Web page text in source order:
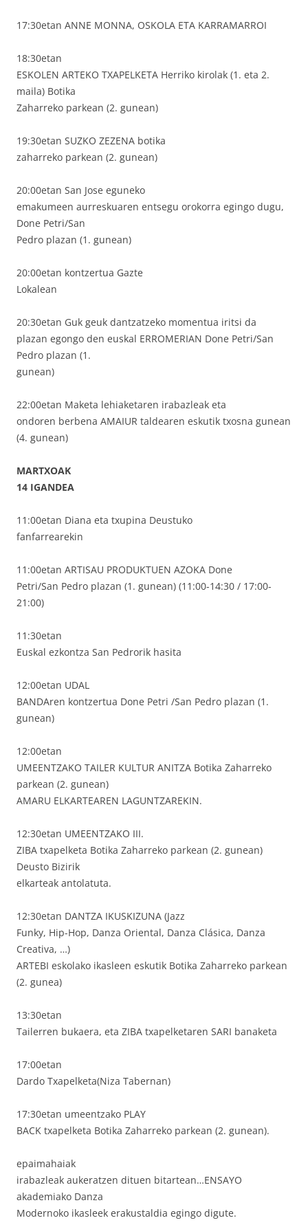
17:30etan ANNE MONNA, OSKOLA ETA KARRAMARROI
18:30etan
ESKOLEN ARTEKO TXAPELKETA Herriko kirolak (1. eta 2.
maila) Botika
Zaharreko parkean (2. gunean)
19:30etan SUZKO ZEZENA botika
zaharreko parkean (2. gunean)
20:00etan San Jose eguneko
emakumeen aurreskuaren entsegu orokorra egingo dugu,
Done Petri/San
Pedro plazan (1. gunean)
20:00etan kontzertua Gazte
Lokalean
20:30etan Guk geuk dantzatzeko momentua iritsi da
plazan egongo den euskal ERROMERIAN Done Petri/San
Pedro plazan (1.
gunean)
22:00etan Maketa lehiaketaren irabazleak eta
ondoren berbena AMAIUR taldearen eskutik txosna gunean
(4. gunean)
MARTXOAK
14 IGANDEA
11:00etan Diana eta txupina Deustuko
fanfarrearekin
11:00etan ARTISAU PRODUKTUEN AZOKA Done
Petri/San Pedro plazan (1. gunean) (11:00-14:30 / 17:00-
21:00)
11:30etan
Euskal ezkontza San Pedrorik hasita
12:00etan UDAL
BANDAren kontzertua Done Petri /San Pedro plazan (1.
gunean)
12:00etan
UMEENTZAKO TAILER KULTUR ANITZA Botika Zaharreko
parkean (2. gunean)
AMARU ELKARTEAREN LAGUNTZAREKIN.
12:30etan UMEENTZAKO III.
ZIBA txapelketa Botika Zaharreko parkean (2. gunean)
Deusto Bizirik
elkarteak antolatuta.
12:30etan DANTZA IKUSKIZUNA (Jazz
Funky, Hip-Hop, Danza Oriental, Danza Clásica, Danza
Creativa, …)
ARTEBI eskolako ikasleen eskutik Botika Zaharreko parkean
(2. gunea)
13:30etan
Tailerren bukaera, eta ZIBA txapelketaren SARI banaketa
17:00etan
Dardo Txapelketa(Niza Tabernan)
17:30etan umeentzako PLAY
BACK txapelketa Botika Zaharreko parkean (2. gunean).
epaimahaiak
irabazleak aukeratzen dituen bitartean…ENSAYO
akademiako Danza
Modernoko ikasleek erakustaldia egingo digute.